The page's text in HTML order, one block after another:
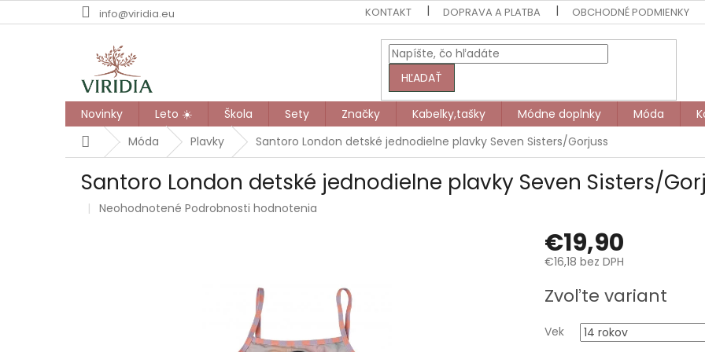
na
info@viridia.eu KONTAKT DOPRAVA A PLATBA OBCHODNÉ PODMIENKY
HĽADAŤ
Novinky Leto ☀️ Škola Sety Značky Kabelky,tašky Módne doplnky Móda
DomovMóda Plavky Santoro London detské jednodielne plavky Seven Sisters/Gorjuss
Santoro London detské jednodielne plavky Seven Sisters/
Priemerné
Neohodnotené Podrobnosti hodnotenia
€19,90
€16,18 bez DPH
cena:
Zvoľte variant
Vek